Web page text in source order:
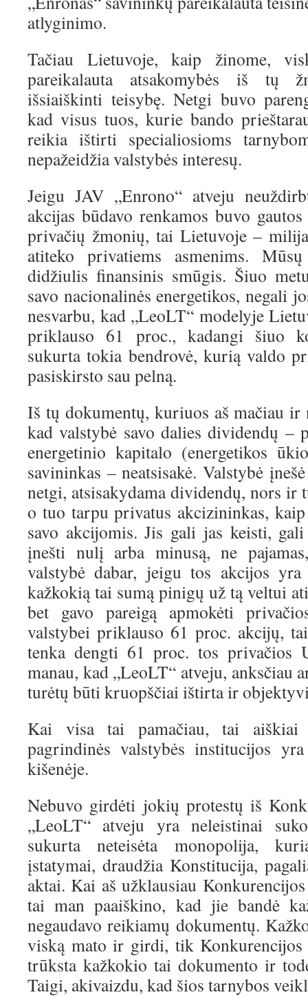
atlyginimo.
Tačiau Lietuvoje, kaip žinome,
pareikalauta atsakomybės iš tų
išsiaiškinti teisybę. Netgi buvo
kad visus tuos, kurie bando
reikia ištirti specialiosioms
nepažeidžia valstybės interesų.
Jeigu JAV „Enrono“ atveju
akcijas būdavo renkamos buvo
privačių žmonių, tai Lietuvoje –
atiteko privatiems asmenims.
didžiulis finansinis smūgis. Šiuo
savo nacionalinės energetikos, negali
nesvarbu, kad „LeoLT“ modelyje
priklauso 61 proc., kadangi šiuo
sukurta tokia bendrovė, kurią valdo
pasiskirsto sau pelną.
Iš tų dokumentų, kuriuos aš mačiau ir
kad valstybė savo dalies dividendų
energetinio kapitalo (energetikos
savininkas – neatsisakė. Valstybė
netgi, atsisakydama dividendų, nors ir
o tuo tarpu privatus akcizininkas,
savo akcijomis. Jis gali jas keisti,
įnešti nulį arba minusą, ne
valstybė dabar, jeigu tos akcijos yra
kažkokią tai sumą pinigų už tą veltui
bet gavo pareigą apmokėti
valstybei priklauso 61 proc. akcijų,
tenka dengti 61 proc. tos privačios
manau, kad „LeoLT“ atveju, anksčiau
turėtų būti kruopščiai ištirta ir
Kai visa tai pamačiau, tai aiškiai
pagrindinės valstybės institucijos
kišenėje.
Nebuvo girdėti jokių protestų iš
„LeoLT“ atveju yra neleistinai
sukurta neteisėta monopolija,
įstatymai, draudžia Konstitucija,
aktai. Kai aš užklausiau
tai man paaiškino, kad jie bandė
negaudavo reikiamų dokumentų.
viską mato ir girdi, tik
trūksta kažkokio tai dokumento ir
Taigi, akivaizdu, kad šios tarnybos